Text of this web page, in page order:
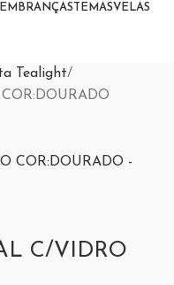
TEMASVELAS
Tealight
C/VIDRO